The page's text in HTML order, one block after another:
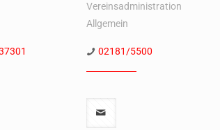
Vereinsadministration
Allgemein
02181/5500